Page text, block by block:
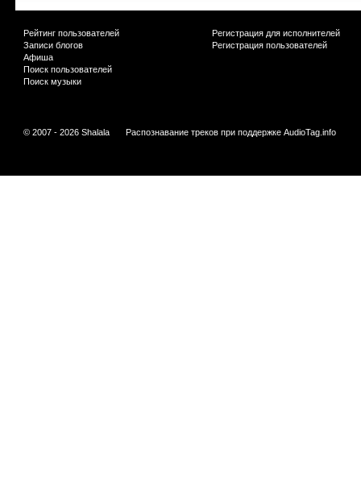
Рейтинг пользователей
Записи блогов
Афиша
Поиск пользователей
Поиск музыки
Регистрация для исполнителей
Регистрация пользователей
© 2007 - 2026 Shalala Распознавание треков при поддержке AudioTag.info